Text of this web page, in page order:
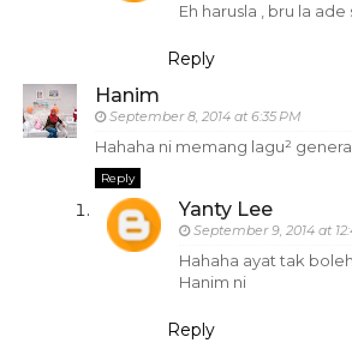
Eh harusla , bru la ade
Reply
Hanim
September 8, 2014 at 6:35 PM
Hahaha ni memang lagu²
Reply
Yanty Lee
September 9, 2014 at
Hahaha ayat tak
Hanim ni
Reply